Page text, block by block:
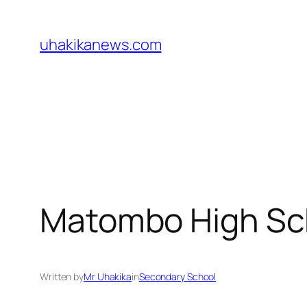
content
uhakikanews.com
Matombo High
Written byMr UhakikainSecondary School